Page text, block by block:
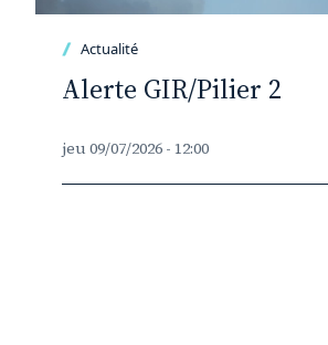
Actualité
Alerte GIR/Pilier 2
jeu 09/07/2026 - 12:00